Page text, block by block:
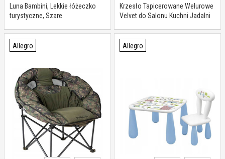
Luna Bambini, Lekkie łóżeczko
turystyczne, Szare
Krzesło Tapicerowane Welurowe
Velvet do Salonu Kuchni Jadalni
Allegro Allegro